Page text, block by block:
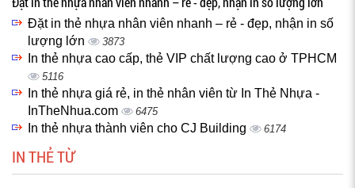
Đặt in thẻ nhựa nhân viên nhanh – rẻ - đẹp, nhận in số
lượng lớn
3873
In thẻ nhựa cao cấp, thẻ VIP chất lượng cao ở TPHCM
5116
In thẻ nhựa giá rẻ, in thẻ nhân viên từ In Thẻ Nhựa -
InTheNhua.com
6475
In thẻ nhựa thành viên cho CJ Building 6174
IN THẺ TỪ